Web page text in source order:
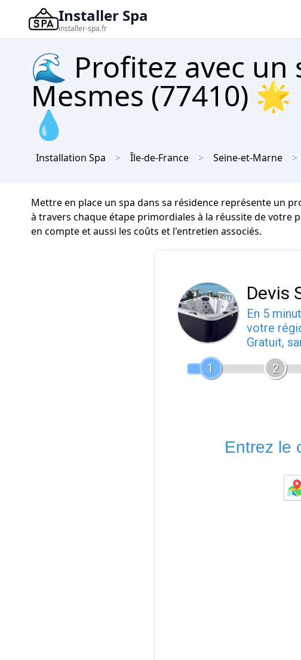
Installer Spa
installer-spa.fr
🌊 Profitez avec un
Mesmes (77410)
💧
Installation Spa Île-de-France Seine-et-Marne
Mettre en place un spa dans sa résidence représente un
à travers chaque étape primordiales à la réussite de
en compte et aussi les coûts et l'entretien associés.
Devis
En 5
votre
Gratuit,
1
2
Entrez le